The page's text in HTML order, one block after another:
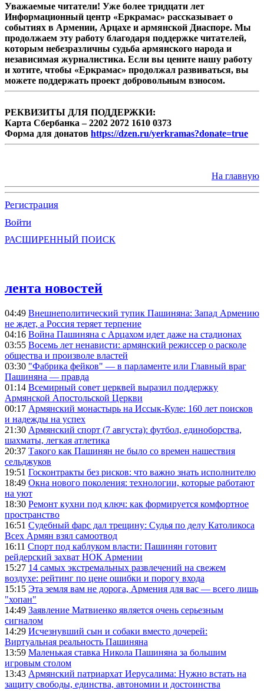
Уважаемые читатели! Уже более тридцати лет
Информационный центр «Еркрамас» рассказывает о
событиях в Армении, Арцахе и армянской Диаспоре. Мы
продолжаем эту работу благодаря поддержке читателей,
которым небезразличны судьба армянского народа и
независимая журналистика. Если вы цените нашу работу
и хотите, чтобы «Еркрамас» продолжал развиваться, вы
можете поддержать проект добровольным взносом.
РЕКВИЗИТЫ ДЛЯ ПОДДЕРЖКИ:
Карта Сбербанка – 2202 2072 1610 0373
Форма для донатов https://dzen.ru/yerkramas?donate=true
На главную
Регистрация
Войти
РАСШИРЕННЫЙ ПОИСК
лента новостей
04:49 Внешнеполитический тупик Пашиняна: Запад Армению
не ждет, а Россия теряет терпение
04:16 Война Пашиняна с Арцахом идет даже на стадионах
03:55 Восемь лет ненависти: армянский режиссер о расколе
общества и произволе властей
03:30 "Фабрика фейков" — в парламенте или Главный враг
Пашиняна — правда
01:14 Всемирный совет церквей выразил поддержку
Армянской Апостольской Церкви
00:17 Армянский монастырь на Иссык-Куле: 160 лет поисков
и надежды на успех
21:30 Армянский спорт (7 августа): футбол, единоборства,
шахматы, легкая атлетика
20:37 Такого как Пашинян не было со времен нашествия
сельджуков
19:51 Госконтракты без рисков: что важно знать исполнителю
18:49 Окна нового поколения: технологии, которые работают
на уют
18:30 Ремонт кухни под ключ: как формируется комфортное
пространство
16:51 Судебный фарс дал трещину: Судья по делу Католикоса
Всех Армян взял самоотвод
16:11 Спорт под каблуком власти: Пашинян готовит
рейдерский захват НОК Армении
15:27 14 самых экстремальных развлечений на свежем
воздухе: рейтинг по цене ошибки и порогу входа
15:15 Эта земля вам не дорога, Армения для вас — всего лишь
"хопан"
14:49 Заявление Матвиенко является очень серьезным
сигналом
14:29 Исчезнувший сын и собаки вместо дочерей:
Виртуальная реальность Пашиняна
13:59 Маленькая ставка Никола Пашиняна за большим
игровым столом
13:43 Армянский патриархат Иерусалима: Нужно встать на
защиту свободы, единства, автономии и достоинства